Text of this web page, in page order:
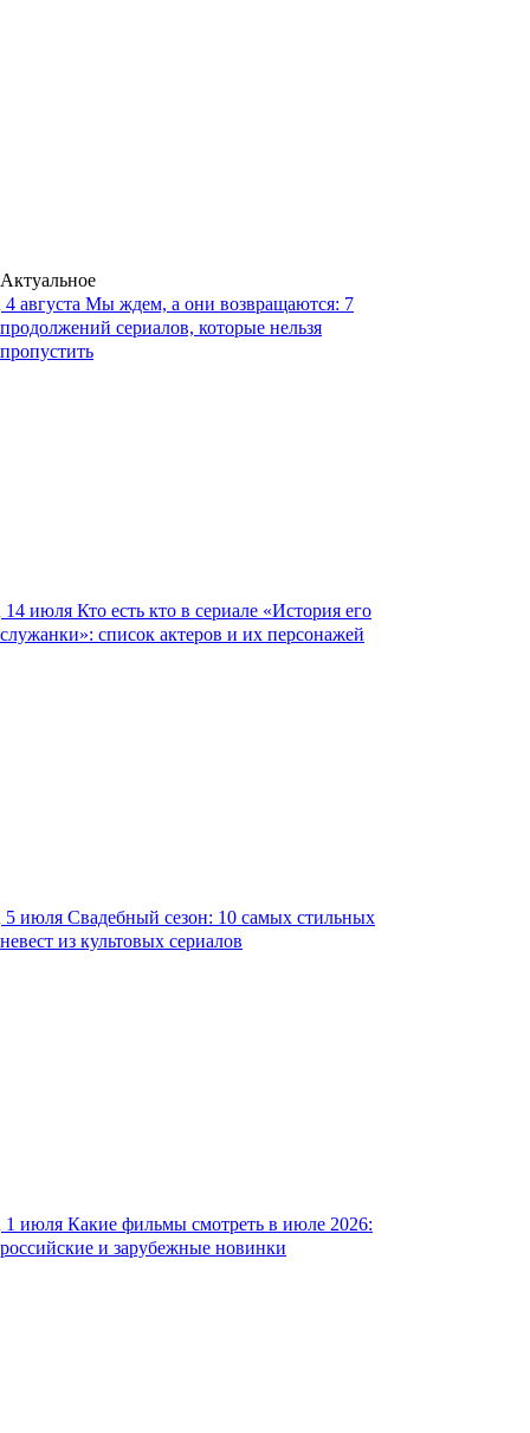
Актуальное
4 августа Мы ждем, а они возвращаются: 7
продолжений сериалов, которые нельзя
пропустить
14 июля Кто есть кто в сериале «История его
служанки»: список актеров и их персонажей
5 июля Свадебный сезон: 10 самых стильных
невест из культовых сериалов
1 июля Какие фильмы смотреть в июле 2026:
российские и зарубежные новинки